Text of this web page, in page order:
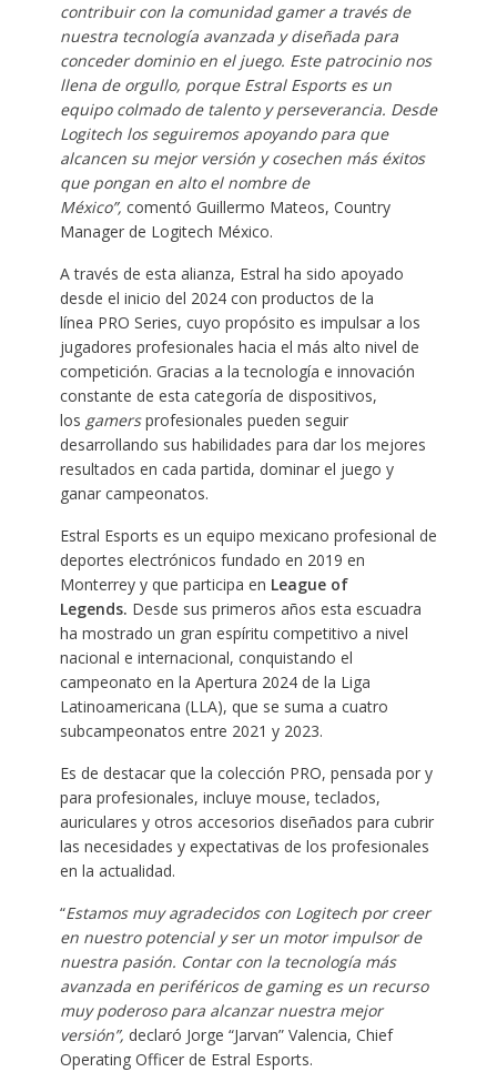
contribuir con la comunidad gamer a través de
nuestra tecnología avanzada y diseñada para
conceder dominio en el juego. Este patrocinio nos
llena de orgullo, porque Estral Esports es un
equipo colmado de talento y perseverancia. Desde
Logitech los seguiremos apoyando para que
alcancen su mejor versión y cosechen más éxitos
que pongan en alto el nombre de
México”, comentó Guillermo Mateos, Country
Manager de Logitech México. ​
A través de esta alianza, Estral ha sido apoyado
desde el inicio del 2024 con productos de la
línea PRO Series, cuyo propósito es impulsar a los
jugadores profesionales hacia el más alto nivel de
competición. Gracias a la tecnología e innovación
constante de esta categoría de dispositivos,
los gamersprofesionales pueden seguir
desarrollando sus habilidades para dar los mejores
resultados en cada partida, dominar el juego y
ganar campeonatos. ​
Estral Esports es un equipo mexicano profesional de
deportes electrónicos fundado en 2019 en
Monterrey y que participa en League of
Legends. Desde sus primeros años esta escuadra
ha mostrado un gran espíritu competitivo a nivel
nacional e internacional, conquistando el
campeonato en la Apertura 2024 de la Liga
Latinoamericana (LLA), que se suma a cuatro
subcampeonatos entre 2021 y 2023. ​ ​
Es de destacar que la colección PRO, pensada por y
para profesionales, incluye mouse, teclados,
auriculares y otros accesorios diseñados para cubrir
las necesidades y expectativas de los profesionales
en la actualidad. ​
“Estamos muy agradecidos con Logitech por creer
en nuestro potencial y ser un motor impulsor de
nuestra pasión. Contar con la tecnología más
avanzada en periféricos de gaming es un recurso
muy poderoso para alcanzar nuestra mejor
versión”, declaró Jorge “Jarvan” Valencia, Chief
Operating Officer de Estral Esports.